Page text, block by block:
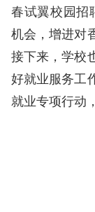
春试翼校园招
机会，增进对
接下来，学校
好就业服务工
就业专项行动